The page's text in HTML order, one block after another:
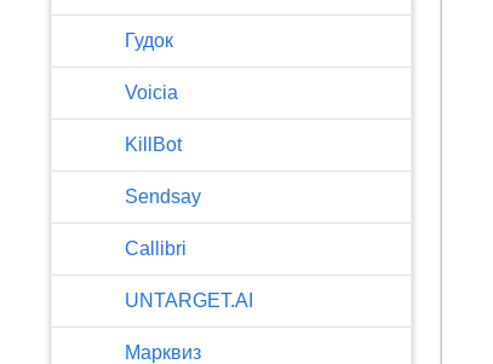
Гудок
Voicia
KillBot
Sendsay
Callibri
UNTARGET.AI
Марквиз